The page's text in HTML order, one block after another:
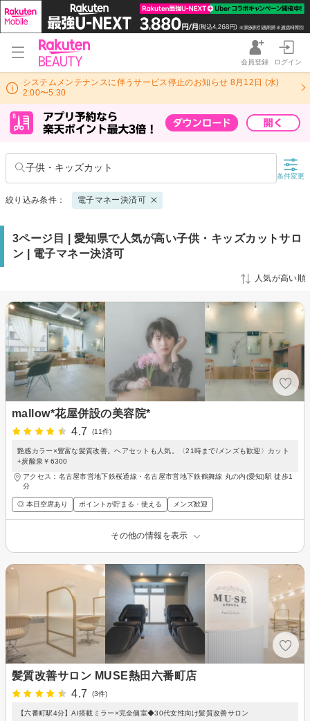
会員登録 ログイン
システムメンテナンスに伴うサービス停止のお知らせ 8月12日 (水)
2:00〜5:30
子供・キッズカット
条件変更
絞り込み条件： 電子マネー決済可
3ページ目 | 愛知県で人気が高い子供・キッズカットサロ
ン | 電子マネー決済可
人気が高い順
mallow*花屋併設の美容院*
4.7
(11件)
艶感カラー×豊富な髪質改善。ヘアセットも人気。〈21時まで/メンズも歓迎〉カット
+炭酸泉￥6300
アクセス：名古屋市営地下鉄桜通線・名古屋市営地下鉄鶴舞線 丸の内(愛知)駅 徒歩1
分
◎ 本日空席あり ポイントが貯まる・使える メンズ歓迎
その他の情報を表示
髪質改善サロン MUSE熱田六番町店
4.7
(3件)
【六番町駅4分】AI搭載ミラー×完全個室◆30代女性向け髪質改善サロン